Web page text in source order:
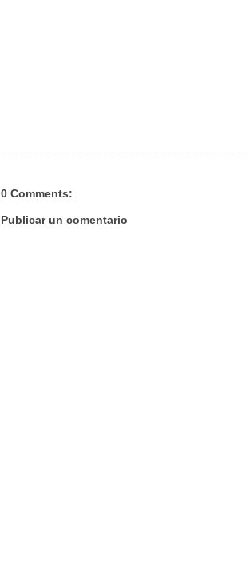
0 Comments:
Publicar un comentario